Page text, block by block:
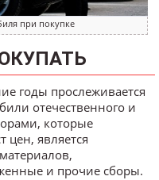
при покупке
годы прослеживается
отечественного и
которые
цен, является
и прочие сборы.